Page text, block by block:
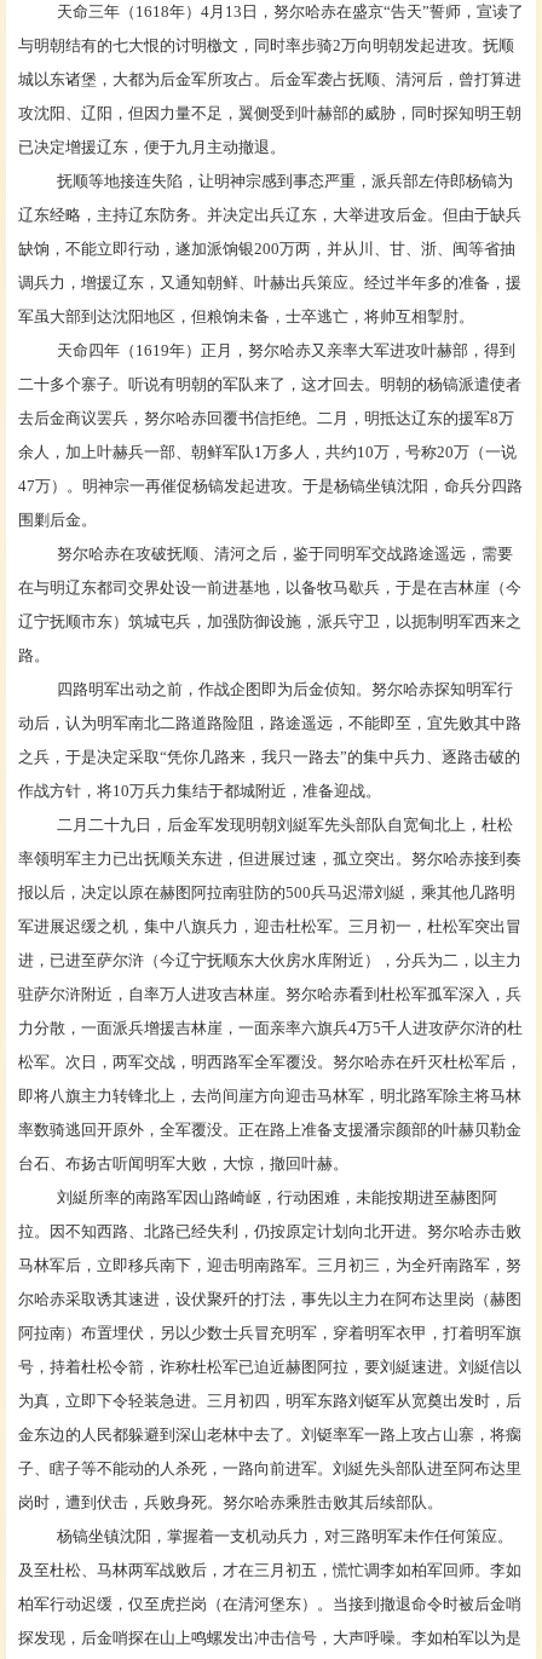
天命三年（ 1618年）4月13日，努尔哈赤在盛京“告天”誓师，宣读了
与明朝结有的七大恨的讨明檄文，同时率步骑2万向明朝发起进攻。抚顺
城以东诸堡，大都为后金军所攻占。后金军袭占抚顺、清河后，曾打算进
攻沈阳、辽阳，但因力量不足，翼侧受到叶赫部的威胁，同时探知明王朝
已决定增援辽东，便于九月主动撤退。
抚顺等地接连失陷，让明神宗感到事态严重，派兵部左侍郎杨镐为
辽东经略 ，主持辽东防务。并决定出兵辽东，大举进攻后金。但由于缺兵
缺饷，不能立即行动，遂加派饷银200万两，并从川、甘、浙、闽等省抽
调兵力，增援辽东，又通知朝鲜、 叶赫出兵策应。经过半年多的准备，援
军虽大部到达沈阳地区，但粮饷未备，士卒逃亡，将帅互相掣肘。
天命四年（ 1619年）正月，努尔哈赤又亲率大军进攻叶赫部 ，得到
二十多个寨子。听说有明朝的军队来了，这才回去。明朝的杨镐派遣使者
去后金商议罢兵，努尔哈赤回覆书信拒绝。二月，明抵达辽东的援军8万
余人，加上叶赫兵一部、朝鲜军队1万多人，共约10万，号称20万（一说
47万）。明神宗一再催促杨镐发起进攻。于是杨镐坐镇沈阳，命兵分四路
围剿后金。
努尔哈赤在攻破抚顺、清河之后，鉴于同明军交战路途遥远，需要
在与明辽东都司 交界处设一前进基地，以备牧马歇兵，于是在吉林崖（今
辽宁抚顺市东）筑城屯兵，加强防御设施，派兵守卫，以扼制明军西来之
路。
四路明军出动之前，作战企图即为后金侦知。努尔哈赤探知明军行
动后，认为明军南北二路道路险阻，路途遥远，不能即至，宜先败其中路
之兵，于是决定采取“凭你几路来，我只一路去”的集中兵力、逐路击破的
作战方针，将10万兵力集结于都城附近，准备迎战。
二月二十九日，后金军发现明朝刘綎军先头部队自宽甸北上， 杜松
率领明军主力已出抚顺关东进，但进展过速，孤立突出。努尔哈赤接到奏
报以后，决定以原在赫图阿拉南驻防的500兵马迟滞刘綎，乘其他几路明
军进展迟缓之机，集中八旗兵力，迎击杜松军。三月初一，杜松军突出冒
进，已进至萨尔浒（今辽宁抚顺东大伙房水库附近），分兵为二，以主力
驻萨尔浒附近，自率万人进攻吉林崖。努尔哈赤看到杜松军孤军深入，兵
力分散，一面派兵增援吉林崖，一面亲率六旗兵4万5千人进攻萨尔浒的杜
松军。次日，两军交战，明西路军全军覆没。努尔哈赤在歼灭杜松军后，
即将八旗主力转锋北上，去尚间崖方向迎击马林军，明北路军除主将马林
率数骑逃回开原外，全军覆没。正在路上准备支援潘宗颜部的叶赫贝勒金
台石、布扬古听闻明军大败，大惊，撤回叶赫。
刘綎所率的南路军因山路崎岖，行动困难，未能按期进至赫图阿
拉。因不知西路、北路已经失利，仍按原定计划向北开进。努尔哈赤击败
马林军后，立即移兵南下，迎击明南路军。三月初三，为全歼南路军，努
尔哈赤采取诱其速进，设伏聚歼的打法，事先以主力在阿布达里岗（赫图
阿拉南）布置埋伏，另以少数士兵冒充明军，穿着明军衣甲，打着明军旗
号，持着杜松令箭，诈称杜松军已迫近赫图阿拉，要刘綎速进。刘綎信以
为真，立即下令轻装急进。三月初四，明军东路刘铤军从宽奠出发时，后
金东边的人民都躲避到深山老林中去了。刘铤率军一路上攻占山寨，将瘸
子、瞎子等不能动的人杀死，一路向前进军。刘綎先头部队进至阿布达里
岗时，遭到伏击，兵败身死。努尔哈赤乘胜击败其后续部队。
杨镐坐镇沈阳，掌握着一支机动兵力，对三路明军未作任何策应。
及至杜松、马林两军战败后，才在三月初五，慌忙调李如柏军回师。李如
柏军行动迟缓，仅至虎拦岗（在清河堡东）。当接到撤退命令时被后金哨
探发现，后金哨探在山上鸣螺发出冲击信号，大声呼噪。李如柏军以为是